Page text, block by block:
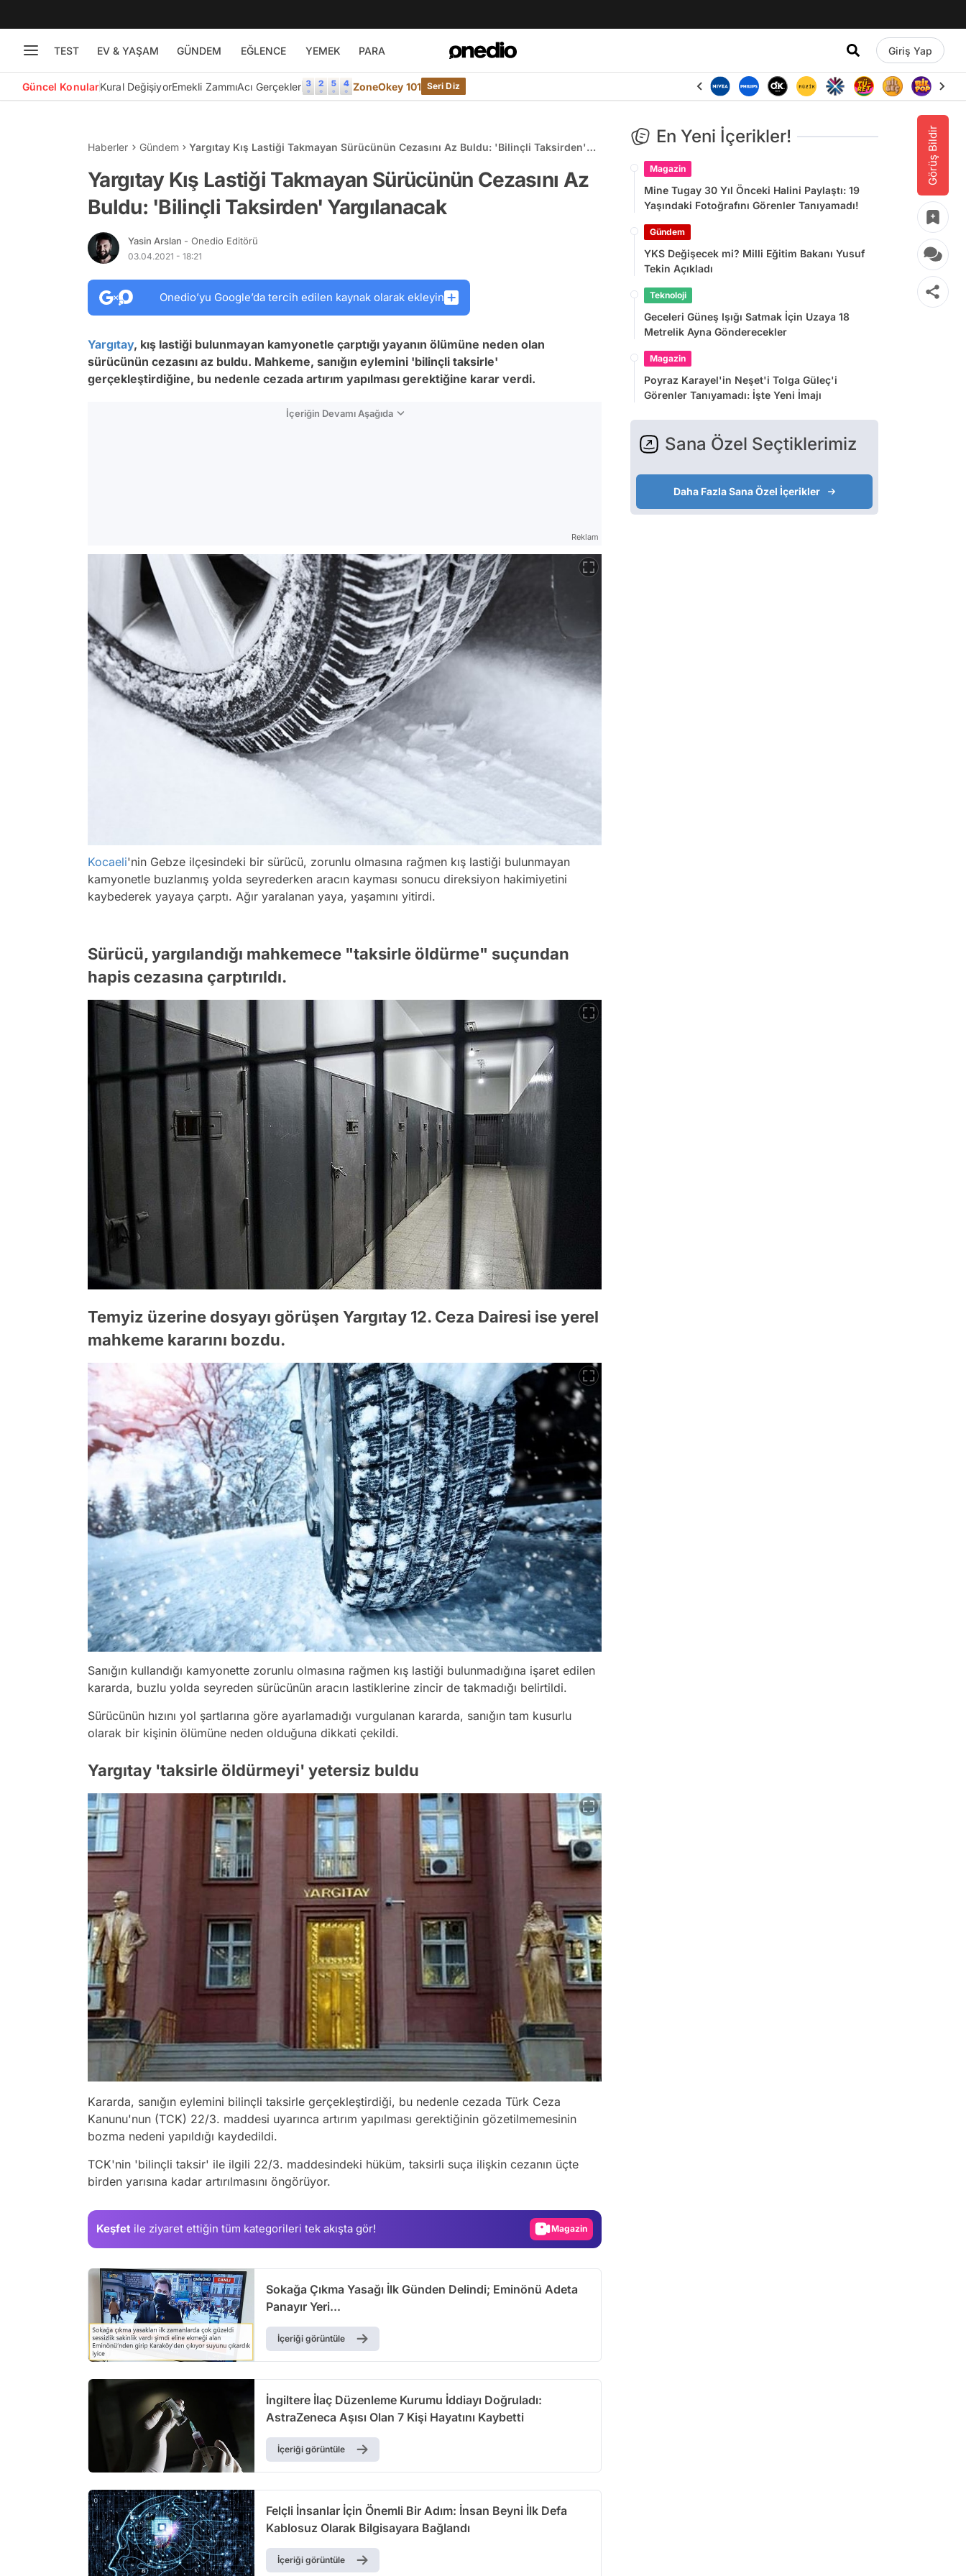
TEST EV & YAŞAM GÜNDEM EĞLENCE YEMEK PARA Giriş Yap
Güncel KonularKural DeğişiyorEmekli ZammıAcı Gerçekler ZoneOkey 101 Seri Diz
Görüş Bildir
Haberler Gündem
Yargıtay Kış Lastiği Takmayan Sürücünün Cezasını Az Buldu: 'Bilinçli Taksirden'
Yargıtay Kış Lastiği Takmayan Sürücünün Cezasını Az
Buldu: 'Bilinçli Taksirden' Yargılanacak
Yasin Arslan - Onedio Editörü
03.04.2021 - 18:21
Onedio’yu Google’da tercih edilen kaynak olarak ekleyin
Yargıtay, kış lastiği bulunmayan kamyonetle çarptığı yayanın ölümüne neden olan
sürücünün cezasını az buldu. Mahkeme, sanığın eylemini 'bilinçli taksirle'
gerçekleştirdiğine, bu nedenle cezada artırım yapılması gerektiğine karar verdi.
İçeriğin Devamı Aşağıda
Reklam
Kocaeli'nin Gebze ilçesindeki bir sürücü, zorunlu olmasına rağmen kış lastiği bulunmayan
kamyonetle buzlanmış yolda seyrederken aracın kayması sonucu direksiyon hakimiyetini
kaybederek yayaya çarptı. Ağır yaralanan yaya, yaşamını yitirdi.
Sürücü, yargılandığı mahkemece "taksirle öldürme" suçundan
hapis cezasına çarptırıldı.
Temyiz üzerine dosyayı görüşen Yargıtay 12. Ceza Dairesi ise yerel
mahkeme kararını bozdu.
Sanığın kullandığı kamyonette zorunlu olmasına rağmen kış lastiği bulunmadığına işaret edilen
kararda, buzlu yolda seyreden sürücünün aracın lastiklerine zincir de takmadığı belirtildi.
Sürücünün hızını yol şartlarına göre ayarlamadığı vurgulanan kararda, sanığın tam kusurlu
olarak bir kişinin ölümüne neden olduğuna dikkati çekildi.
Yargıtay 'taksirle öldürmeyi' yetersiz buldu
Kararda, sanığın eylemini bilinçli taksirle gerçekleştirdiği, bu nedenle cezada Türk Ceza
Kanunu'nun (TCK) 22/3. maddesi uyarınca artırım yapılması gerektiğinin gözetilmemesinin
bozma nedeni yapıldığı kaydedildi.
TCK'nin 'bilinçli taksir' ile ilgili 22/3. maddesindeki hüküm, taksirli suça ilişkin cezanın üçte
birden yarısına kadar artırılmasını öngörüyor.
Keşfet ile ziyaret ettiğin tüm kategorileri tek akışta gör! Video
Sokağa Çıkma Yasağı İlk Günden Delindi; Eminönü Adeta
Panayır Yeri...
İçeriği görüntüle
İngiltere İlaç Düzenleme Kurumu İddiayı Doğruladı:
AstraZeneca Aşısı Olan 7 Kişi Hayatını Kaybetti
İçeriği görüntüle
Felçli İnsanlar İçin Önemli Bir Adım: İnsan Beyni İlk Defa
Kablosuz Olarak Bilgisayara Bağlandı
İçeriği görüntüle
En Yeni İçerikler!
Magazin
Mine Tugay 30 Yıl Önceki Halini Paylaştı: 19
Yaşındaki Fotoğrafını Görenler Tanıyamadı!
Gündem
YKS Değişecek mi? Milli Eğitim Bakanı Yusuf
Tekin Açıkladı
Teknoloji
Geceleri Güneş Işığı Satmak İçin Uzaya 18
Metrelik Ayna Gönderecekler
Magazin
Poyraz Karayel'in Neşet'i Tolga Güleç'i
Görenler Tanıyamadı: İşte Yeni İmajı
Sana Özel Seçtiklerimiz
Daha Fazla Sana Özel İçerikler